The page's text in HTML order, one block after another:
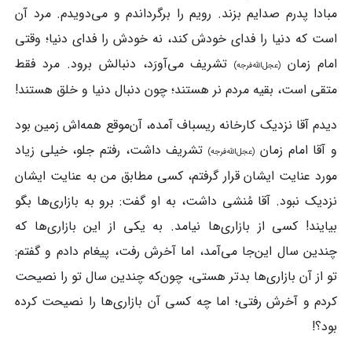
مبادا پدرم صدایم بزند. رویم را برگرداندم و می‌دویدم. مرد آن
است که دنیا را فدای خودش کند، نه خودش را فدای دنیا؛ وقتی
امام زمان (عجل‌الله‌فرجه)تشریف می‌‌آورَد، دنبالش برود. مرد فقط
متقی است، بقیه مردم نر هستند؛ چون دنبال دنیا و خلق هستند!
دیدم آقا نزدیک کارخانه ریسباف آمده، آن‌موقع همه‌اش زمین بود
و آقا امام زمان (عجل‌الله‌فرجه)تشریف داشت، رفتم جلو، خیلی زیاد
مورد عنایت ایشان قرار گرفتم، کسی مطابق من به عنایت ایشان
نزدیک نبود. آقا مُنشی داشت، به او گفت: برو به بازاری‌ها بگو
بیایند! کسی از بازاری‌ها نیامد. به یکی از این بازاری‌ها که
چندین سال این‌جا می‌آمد، اما آخرش رفت، پیغام دادم و گفتم:
تو از آن بازاری‌ها بدتر هستی، چون‌که چندین سال تو را نصیحت
کردم و آخرش رفتی؛ اما چه کسی آن بازاری‌ها را نصیحت کرده
بود؟!